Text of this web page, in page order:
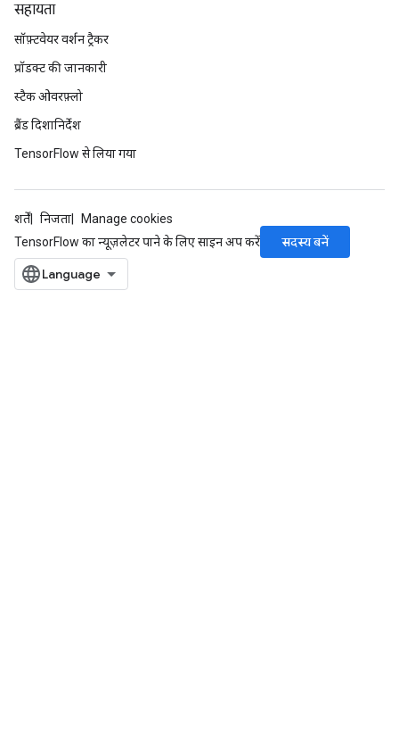
सहायता
सॉफ़्टवेयर वर्शन ट्रैकर
प्रॉडक्ट की जानकारी
स्टैक ओवरफ़्लो
ब्रैंड दिशानिर्देश
TensorFlow से लिया गया
शर्तें निजता
Manage cookies
TensorFlow का न्यूज़लेटर पाने के लिए साइन अप करें
सदस्य बनें